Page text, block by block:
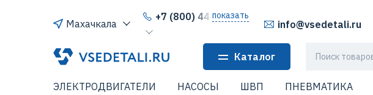
Махачкала
+7 (800) 444-64-80
показать
info@vsedetali.ru
Каталог
ЭЛЕКТРОДВИГАТЕЛИ НАСОСЫ ШВП ПНЕВМАТИКА